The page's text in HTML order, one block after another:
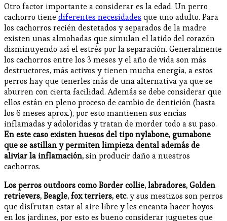
Otro factor importante a considerar es la edad. Un perro
cachorro tiene diferentes necesidades que uno adulto. Para
los cachorros recién destetados y separados de la madre
existen unas almohadas que simulan el latido del corazón
disminuyendo así el estrés por la separación. Generalmente
los cachorros entre los 3 meses y el año de vida son más
destructores, más activos y tienen mucha energía, a estos
perros hay que tenerles más de una alternativa ya que se
aburren con cierta facilidad. Además se debe considerar que
ellos están en pleno proceso de cambio de dentición (hasta
los 6 meses aprox.), por esto mantienen sus encías
inflamadas y adoloridas y tratan de morder todo a su paso.
En este caso existen huesos del tipo nylabone, gumabone
que se astillan y permiten limpieza dental además de
aliviar la inflamación,sin producir daño a nuestros
cachorros.
Los perros outdoors como Border collie, labradores, Golden
retrievers, Beagle, fox terriers, etc.y sus mestizos son perros
que disfrutan estar al aire libre y les encanta hacer hoyos
en los jardines, por esto es bueno considerar juguetes que